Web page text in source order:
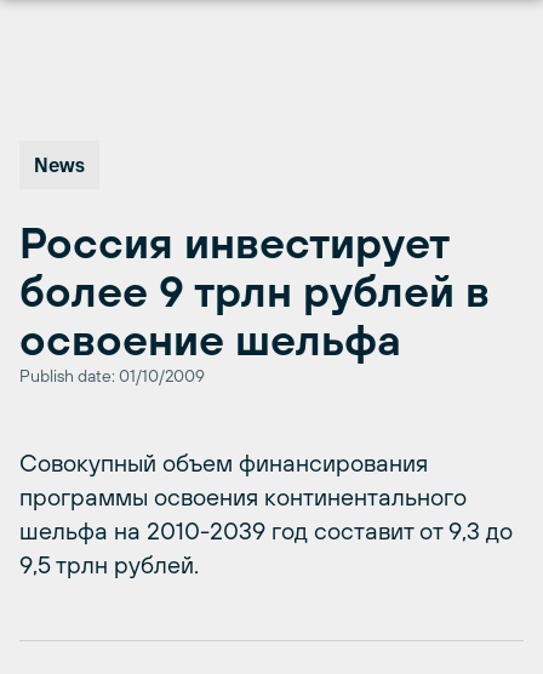
News
Россия инвестирует
более 9 трлн рублей в
освоение шельфа
Publish date: 01/10/2009
Совокупный объем финансирования
программы освоения континентального
шельфа на 2010-2039 год составит от 9,3 до
9,5 трлн рублей.